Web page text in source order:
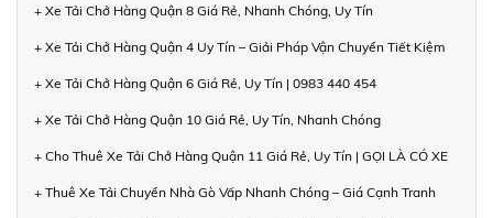
+ Xe Tải Chở Hàng Quận 8 Giá Rẻ, Nhanh Chóng, Uy Tín
+ Xe Tải Chở Hàng Quận 4 Uy Tín – Giải Pháp Vận Chuyển Tiết Kiệm
+ Xe Tải Chở Hàng Quận 6 Giá Rẻ, Uy Tín | 0983 440 454
+ Xe Tải Chở Hàng Quận 10 Giá Rẻ, Uy Tín, Nhanh Chóng
+ Cho Thuê Xe Tải Chở Hàng Quận 11 Giá Rẻ, Uy Tín | GỌI LÀ CÓ XE
+ Thuê Xe Tải Chuyển Nhà Gò Vấp Nhanh Chóng – Giá Cạnh Tranh